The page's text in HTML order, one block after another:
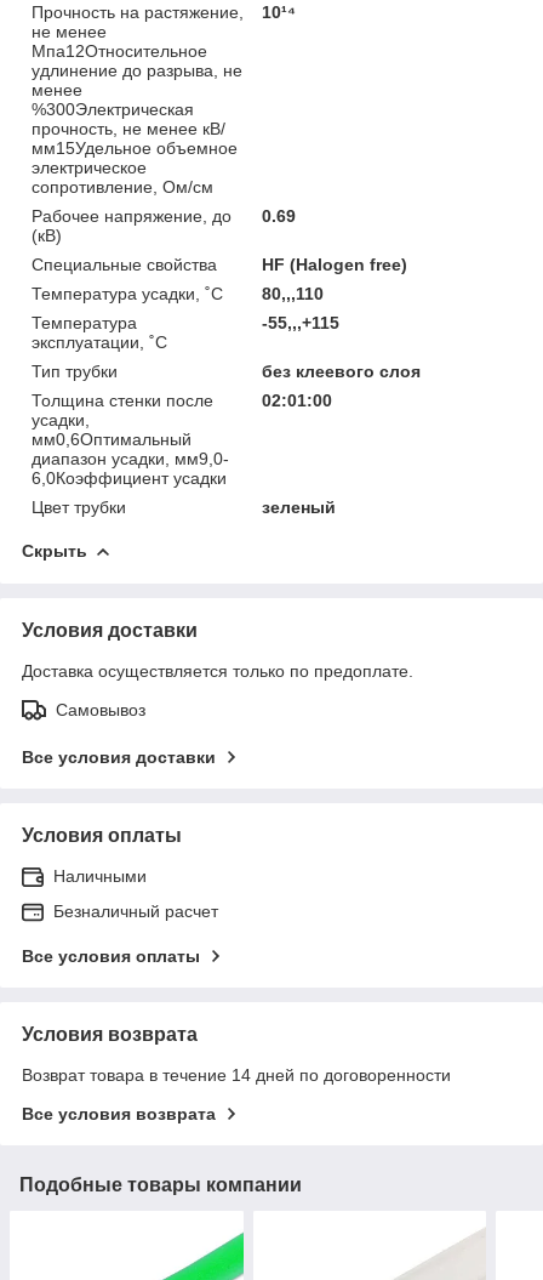
Прочность на растяжение,
не менее
Мпа12Относительное
удлинение до разрыва, не
менее
%300Электрическая
прочность, не менее кВ/
мм15Удельное объемное
электрическое
сопротивление, Ом/см
10¹⁴
Рабочее напряжение, до
(кВ)
0.69
Специальные свойства
HF (Halogen free)
Температура усадки, ˚С
80,,,110
Температура
эксплуатации, ˚С
-55,,,+115
Тип трубки
без клеевого слоя
Толщина стенки после
усадки,
мм0,6Оптимальный
диапазон усадки, мм9,0-
6,0Коэффициент усадки
02:01:00
Цвет трубки зеленый
Скрыть
Условия доставки
Доставка осуществляется только по предоплате.
Самовывоз
Все условия доставки
Условия оплаты
Наличными
Безналичный расчет
Все условия оплаты
Условия возврата
Возврат товара в течение 14 дней по договоренности
Все условия возврата
Подобные товары компании